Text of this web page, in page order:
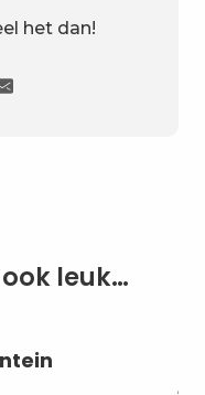
het dan!
leuk…